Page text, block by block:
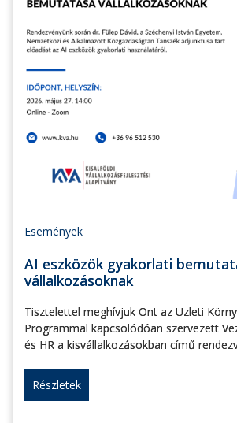
Események
AI eszközök gyakorlati
vállalkozásoknak
Tisztelettel meghívjuk Önt az Üzleti
Programmal kapcsolódóan szervezett
és HR a kisvállalkozásokban című
Részletek